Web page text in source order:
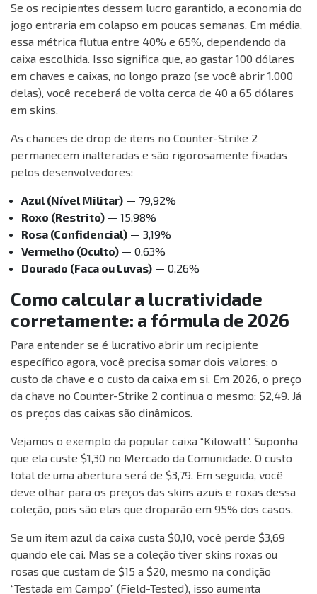
Se os recipientes dessem lucro garantido, a economia do
jogo entraria em colapso em poucas semanas. Em média,
essa métrica flutua entre 40% e 65%, dependendo da
caixa escolhida. Isso significa que, ao gastar 100 dólares
em chaves e caixas, no longo prazo (se você abrir 1.000
delas), você receberá de volta cerca de 40 a 65 dólares
em skins.
As chances de drop de itens no Counter-Strike 2
permanecem inalteradas e são rigorosamente fixadas
pelos desenvolvedores:
Azul (Nível Militar) — 79,92%
Roxo (Restrito) — 15,98%
Rosa (Confidencial) — 3,19%
Vermelho (Oculto) — 0,63%
Dourado (Faca ou Luvas) — 0,26%
Como calcular a lucratividade
corretamente: a fórmula de 2026
Para entender se é lucrativo abrir um recipiente
específico agora, você precisa somar dois valores: o
custo da chave e o custo da caixa em si. Em 2026, o preço
da chave no Counter-Strike 2 continua o mesmo: $2,49. Já
os preços das caixas são dinâmicos.
Vejamos o exemplo da popular caixa “Kilowatt”. Suponha
que ela custe $1,30 no Mercado da Comunidade. O custo
total de uma abertura será de $3,79. Em seguida, você
deve olhar para os preços das skins azuis e roxas dessa
coleção, pois são elas que droparão em 95% dos casos.
Se um item azul da caixa custa $0,10, você perde $3,69
quando ele cai. Mas se a coleção tiver skins roxas ou
rosas que custam de $15 a $20, mesmo na condição
“Testada em Campo” (Field-Tested), isso aumenta